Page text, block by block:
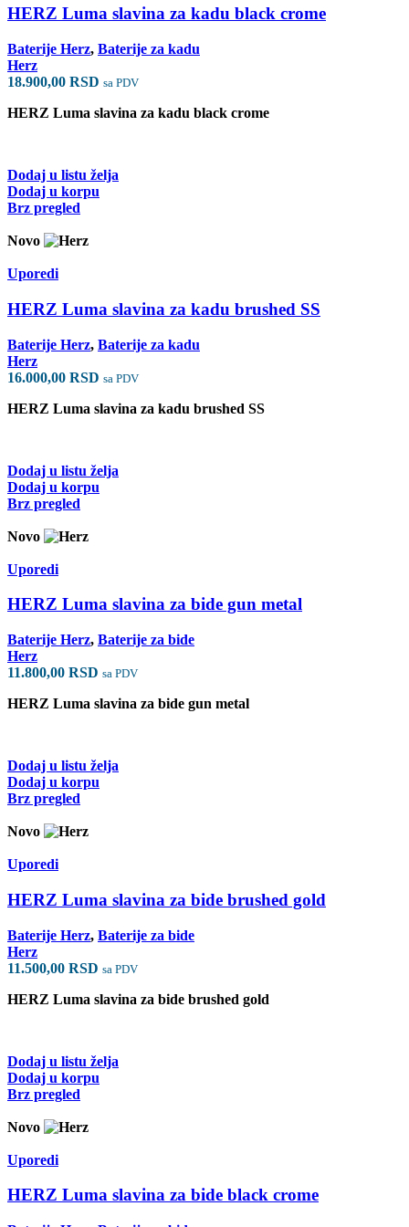
HERZ Luma slavina za kadu black crome
Baterije Herz, Baterije za kadu
Herz
18.900,00 RSD sa PDV
HERZ Luma slavina za kadu black crome
Dodaj u listu želja
Dodaj u korpu
Brz pregled
Novo
Uporedi
HERZ Luma slavina za kadu brushed SS
Baterije Herz, Baterije za kadu
Herz
16.000,00 RSD sa PDV
HERZ Luma slavina za kadu brushed SS
Dodaj u listu želja
Dodaj u korpu
Brz pregled
Novo
Uporedi
HERZ Luma slavina za bide gun metal
Baterije Herz, Baterije za bide
Herz
11.800,00 RSD sa PDV
HERZ Luma slavina za bide gun metal
Dodaj u listu želja
Dodaj u korpu
Brz pregled
Novo
Uporedi
HERZ Luma slavina za bide brushed gold
Baterije Herz, Baterije za bide
Herz
11.500,00 RSD sa PDV
HERZ Luma slavina za bide brushed gold
Dodaj u listu želja
Dodaj u korpu
Brz pregled
Novo
Uporedi
HERZ Luma slavina za bide black crome